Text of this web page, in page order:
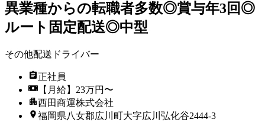
異業種からの転職者多数◎賞与年3回◎
ルート固定配送◎中型
その他配送ドライバー
正社員
【月給】23万円〜
西田商運株式会社
福岡県八女郡広川町大字広川弘化谷2444-3